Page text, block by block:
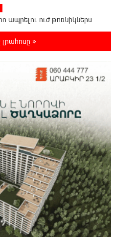
ապրելու ուժ թոռնիկներս
28-ին. «Փաստ»
թողնի. «Փաստ»
ինքնիշխանություն,
լինել քաղաքական
խոշորագույն վտանգներից
աճը». «Փաստ»
արտահանման
կայունության
«Փաստ»
լրահոսը »